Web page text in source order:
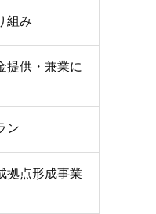
組み
提供・兼業に
ン
拠点形成事業